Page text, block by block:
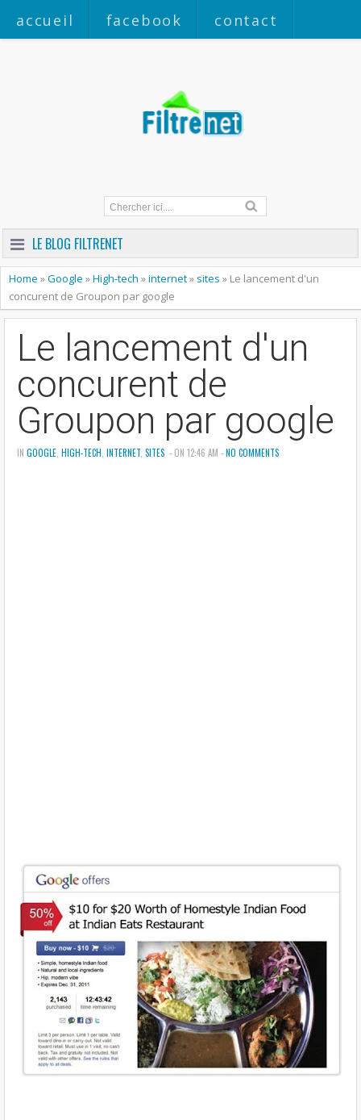
accueil facebook contact
LE BLOG FILTRENET
Home »Google »High-tech »internet» sites » Le lancement d'un
concurent de Groupon par google
Le lancement d'un
concurent de
Groupon par google
IN GOOGLE HIGH-TECH INTERNET SITES - ON 12:46 AM -NO COMMENTS